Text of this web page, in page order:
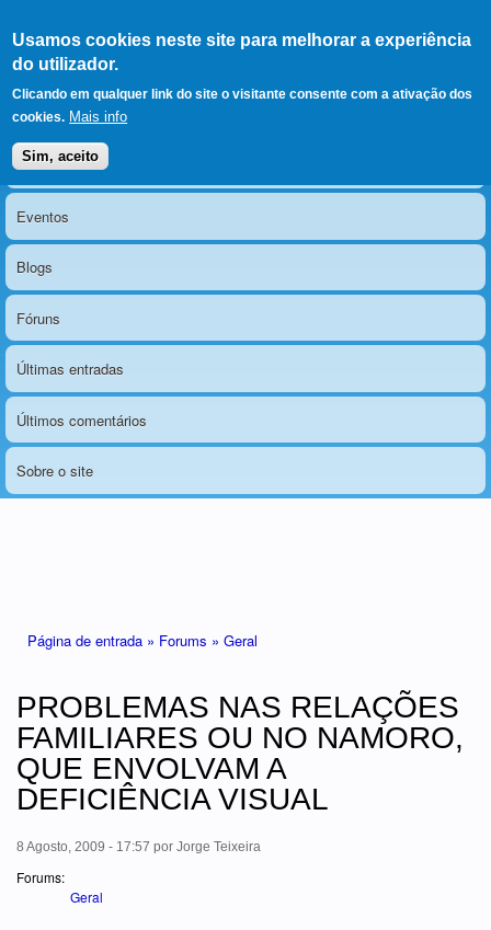
Usamos cookies neste site para melhorar a experiência
do utilizador.
Clicando em qualquer link do site o visitante consente com a ativação dos
cookies. Mais info
Sim, aceito
LERPARAVER , ir para a
página principal
O portal da visão diferente
Menu principal
Notícias
Eventos
Blogs
Fóruns
Últimas entradas
Últimos comentários
Sobre o site
Página de entrada » Forums » Geral
PROBLEMAS NAS RELAÇÕES
FAMILIARES OU NO NAMORO,
QUE ENVOLVAM A
DEFICIÊNCIA VISUAL
8 Agosto, 2009 - 17:57 por Jorge Teixeira
Forums:
Geral